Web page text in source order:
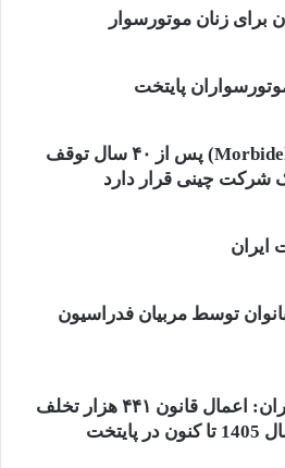
برای زنان موتورسوار
پایتخت
برند قدیمی موربیدلی (Morbidelli) پس از ۴۰ سال توقف
شرکت چینی قرار دارد
ایران
توسط مربیان فدراسیون
فاجعه موتورسواری در ایران: اعمال قانون ۴۴۱ هزار تخلف